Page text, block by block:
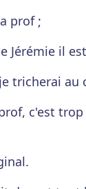
prof ;
Jérémie il
tricherai au
c'est